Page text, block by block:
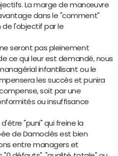
La marge de manœuvre
dans le "comment"
de l'objectif par le
seront pas pleinement
ce qui leur est demandé, nous
infantilisant ou le
les succès et punira
soit par une
ou insuffisance
"puni" qui freine la
de Damoclès est bien
entre managers et